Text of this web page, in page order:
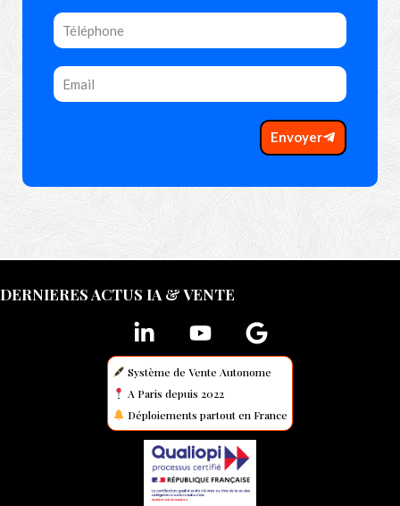
Envoyer
DERNIERES ACTUS IA & VENTE
Système de Vente Autonome
A Paris depuis 2022
Déploiements partout en France